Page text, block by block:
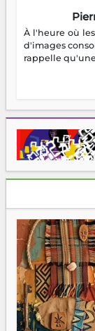
À l'heure où
d'images
rappelle